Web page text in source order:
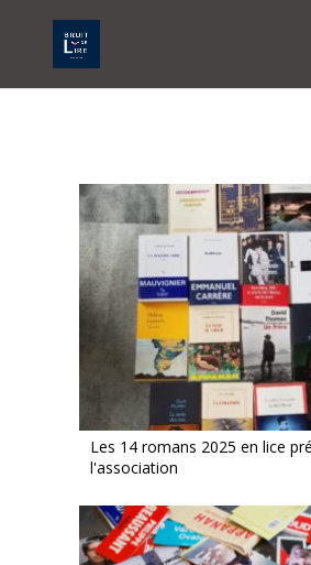
Les 14 romans 2025 en lice
l'association